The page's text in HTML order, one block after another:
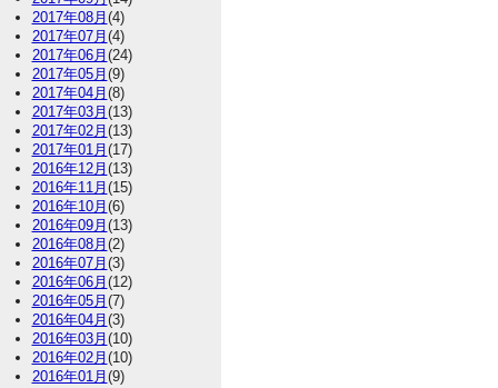
2017年08月 (4)
2017年07月 (4)
2017年06月 (24)
2017年05月 (9)
2017年04月 (8)
2017年03月 (13)
2017年02月 (13)
2017年01月 (17)
2016年12月 (13)
2016年11月 (15)
2016年10月 (6)
2016年09月 (13)
2016年08月 (2)
2016年07月 (3)
2016年06月 (12)
2016年05月 (7)
2016年04月 (3)
2016年03月 (10)
2016年02月 (10)
2016年01月 (9)